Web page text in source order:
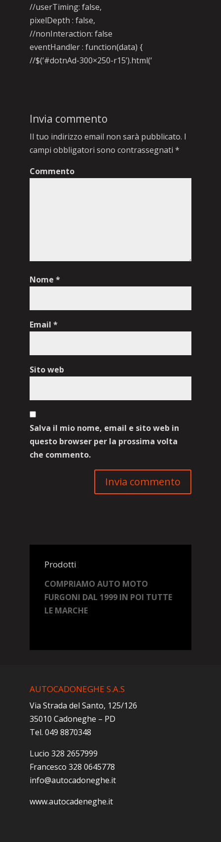
//userTiming: false,
pixelDepth : false,
//nonInteraction: false
eventHandler : function(data) {
//$(‘#dotnAd-300×250-r15’).html(‘
Invia commento
Il tuo indirizzo email non sarà pubblicato. I
campi obbligatori sono contrassegnati *
Commento
Nome *
Email *
Sito web
Salva il mio nome, email e sito web in
questo browser per la prossima volta
che commento.
Prodotti
COMPRIAMO AUTO MOTO
FURGONI DAL 1999 IN POI TUTTE
LE MARCHE
AUTOCADONEGHE S.A.S
Via Strada del Santo, 125/126
35010 Cadoneghe – PD
Tel. 049 8870348
Lucio 328 2657999
Francesco 328 0645778
info@autocadoneghe.it
www.autocadeneghe.it